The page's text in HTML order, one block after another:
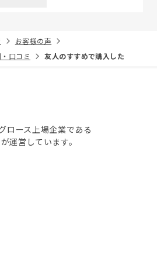
お客様の声
口コミ
友人のすすめで購入した
ロース上場企業である
営しています。